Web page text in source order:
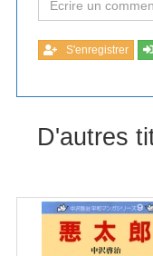
S'enregistrer
D'autres